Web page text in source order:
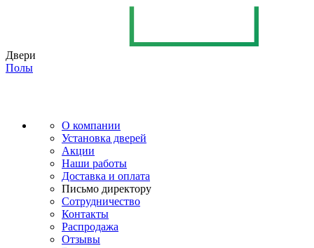
Двери
Полы
О компании
Установка дверей
Акции
Наши работы
Доставка и оплата
Письмо директору
Сотрудничество
Контакты
Распродажа
Отзывы